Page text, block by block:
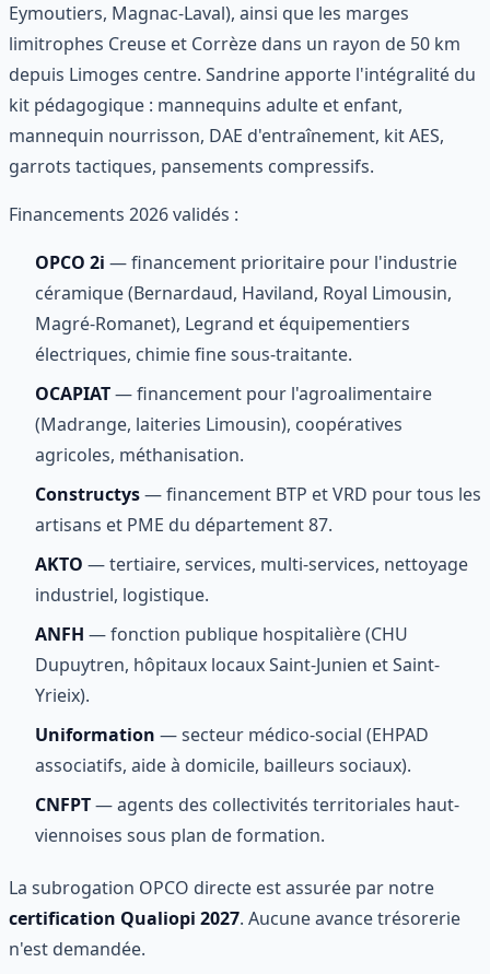
Eymoutiers, Magnac-Laval), ainsi que les marges
limitrophes Creuse et Corrèze dans un rayon de 50 km
depuis Limoges centre. Sandrine apporte l'intégralité du
kit pédagogique : mannequins adulte et enfant,
mannequin nourrisson, DAE d'entraînement, kit AES,
garrots tactiques, pansements compressifs.
Financements 2026 validés :
OPCO 2i — financement prioritaire pour l'industrie
céramique (Bernardaud, Haviland, Royal Limousin,
Magré-Romanet), Legrand et équipementiers
électriques, chimie fine sous-traitante.
OCAPIAT— financement pour l'agroalimentaire
(Madrange, laiteries Limousin), coopératives
agricoles, méthanisation.
Constructys— financement BTP et VRD pour tous les
artisans et PME du département 87.
AKTO — tertiaire, services, multi-services, nettoyage
industriel, logistique.
ANFH — fonction publique hospitalière (CHU
Dupuytren, hôpitaux locaux Saint-Junien et Saint-
Yrieix).
Uniformation — secteur médico-social (EHPAD
associatifs, aide à domicile, bailleurs sociaux).
CNFPT— agents des collectivités territoriales haut-
viennoises sous plan de formation.
La subrogation OPCO directe est assurée par notre
certification Qualiopi 2027. Aucune avance trésorerie
n'est demandée.